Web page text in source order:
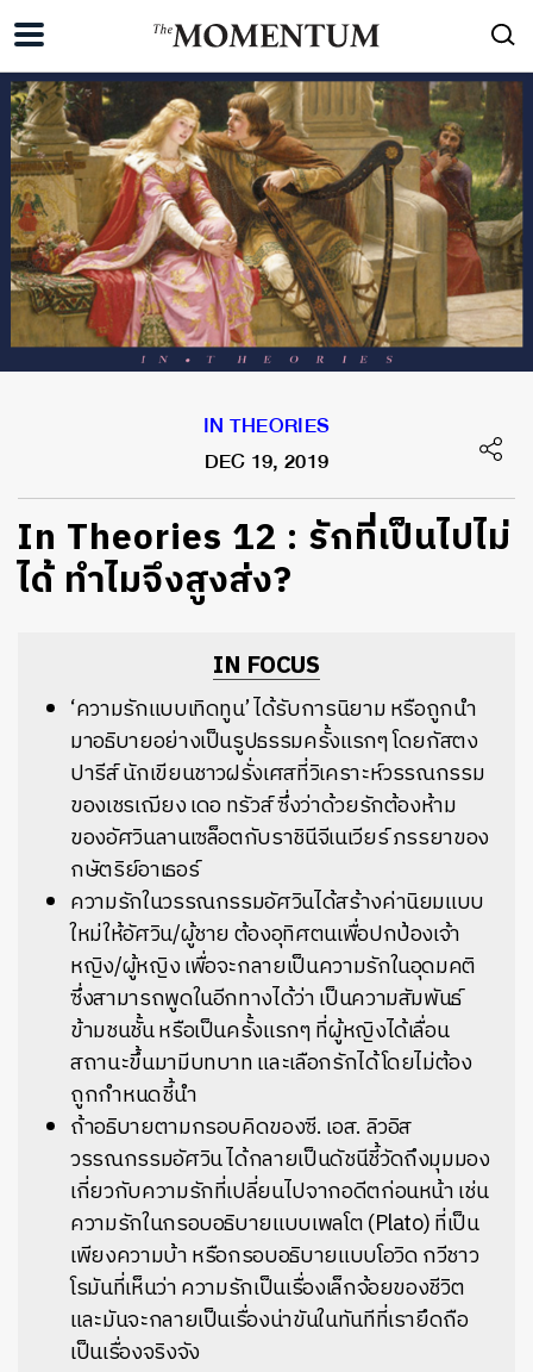
IN THEORIES
DEC 19, 2019
In Theories 12 : รักที่เป็นไปไม่
ได้ ทำไมจึงสูงส่ง?
IN FOCUS
‘ความรักแบบเทิดทูน’ ได้รับการนิยาม หรือถูกนำ
มาอธิบายอย่างเป็นรูปธรรมครั้งแรกๆ โดยกัสตง
ปารีส์ นักเขียนชาวฝรั่งเศสที่วิเคราะห์วรรณกรรม
ของเชรเฌียง เดอ ทรัวส์ ซึ่งว่าด้วยรักต้องห้าม
ของอัศวินลานเซล็อตกับราชินีจีเนเวียร์ ภรรยาของ
กษัตริย์อาเธอร์
ความรักในวรรณกรรมอัศวินได้สร้างค่านิยมแบบ
ใหม่ให้อัศวิน/ผู้ชาย ต้องอุทิศตนเพื่อปกป้องเจ้า
หญิง/ผู้หญิง เพื่อจะกลายเป็นความรักในอุดมคติ
ซึ่งสามารถพูดในอีกทางได้ว่า เป็นความสัมพันธ์
ข้ามชนชั้น หรือเป็นครั้งแรกๆ ที่ผู้หญิงได้เลื่อน
สถานะขึ้นมามีบทบาท และเลือกรักได้โดยไม่ต้อง
ถูกกำหนดชี้นำ
ถ้าอธิบายตามกรอบคิดของซี. เอส. ลิวอิส
วรรณกรรมอัศวิน ได้กลายเป็นดัชนีชี้วัดถึงมุมมอง
เกี่ยวกับความรักที่เปลี่ยนไปจากอดีตก่อนหน้า เช่น
ความรักในกรอบอธิบายแบบเพลโต (Plato) ที่เป็น
เพียงความบ้า หรือกรอบอธิบายแบบโอวิด กวีชาว
โรมันที่เห็นว่า ความรักเป็นเรื่องเล็กจ้อยของชีวิต
และมันจะกลายเป็นเรื่องน่าขันในทันทีที่เรายึดถือ
เป็นเรื่องจริงจัง